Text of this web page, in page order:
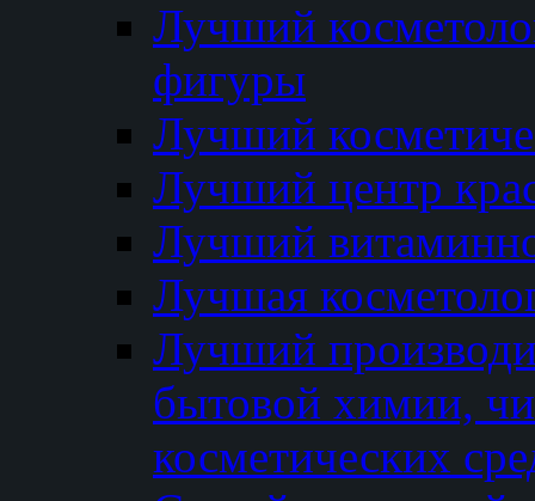
Лучший
фигуры
Лучший
Лучший центр
Лучший
Лучшая
Лучший
бытовой химии,
косметических